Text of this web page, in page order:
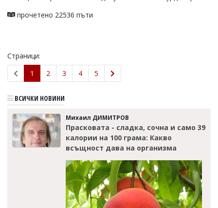
прочетено 22536 пъти
Страници:
1
2 3 4 5
ВСИЧКИ НОВИНИ
Михаил ДИМИТРОВ
Прасковата - сладка, сочна и само 39
калории на 100 грама: Какво
всъщност дава на организма